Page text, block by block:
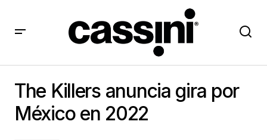
The Killers anuncia gira por
México en 2022